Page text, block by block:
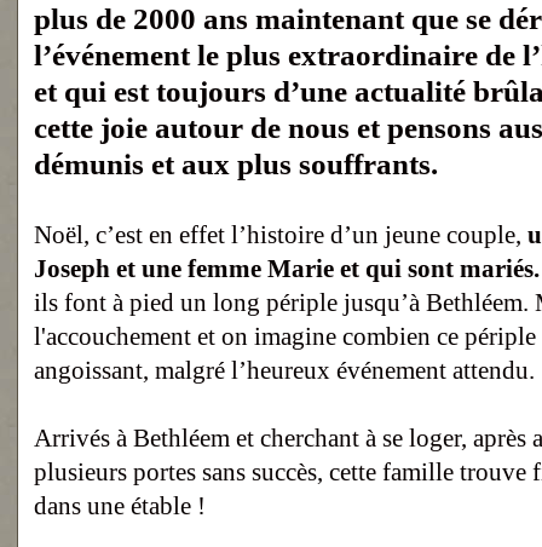
plus de 2000 ans maintenant que se
l’événement le plus extraordinaire de
et qui est toujours d’une actualité
cette joie autour de nous et pensons
démunis et aux plus souffrants.
Noël, c’est en effet l’histoire d’un jeune couple,
Joseph et une femme Marie et qui sont mariés.
ils font à pied un long périple jusqu’à Bethléem.
l'accouchement et on imagine combien ce périple
angoissant, malgré l’heureux événement attendu.
Arrivés à Bethléem et cherchant à se loger, après
plusieurs portes sans succès, cette famille trouve
dans une étable !